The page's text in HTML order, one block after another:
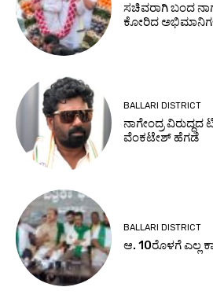
ಸಚಿವರಾಗಿ ಬಂದ
ಕೋರಿದ
BALLARI DISTRICT
ನಾಗೇಂದ್ರ ವಿರುದ್ಧದ
ವೆಂಕಟೇಶ್ ಹೆಗಡೆ
BALLARI DISTRICT
ಆ. 10ರೊಳಗೆ ಎಲ್ಲ